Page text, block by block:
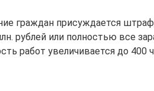
граждан присуждается
рублей или полностью все
работ увеличивается до 400